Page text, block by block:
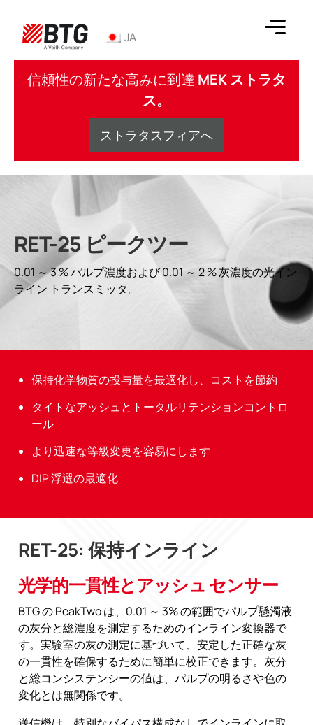
JA
信頼性の新たな高みに到達 MEK ストラタ
ス。
ストラタスフィアへ
RET-25 ピークツー
0.01 ～ 3 % パルプ濃度および 0.01 ～ 2 % 灰濃度の光イン
ライン トランスミッタ。
保持化学物質の投与量を最適化し、コストを節約
タイトなアッシュとトータルリテンションコントロ
ール
より迅速な等級変更を容易にします
DIP 浮選の最適化
RET-25: 保持インライン
光学的一貫性とアッシュ センサー
BTG の PeakTwo は、0.01 ～ 3% の範囲でパルプ懸濁液
の灰分と総濃度を測定するためのインライン変換器で
す。実験室の灰の測定に基づいて、安定した正確な灰
の一貫性を確保するために簡単に校正できます。灰分
と総コンシステンシーの値は、パルプの明るさや色の
変化とは無関係です。